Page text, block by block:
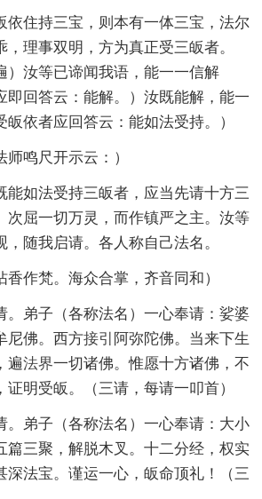
住持三宝，则本有一体三宝，法尔
理事双明，方为真正受三皈者。
）汝等已谛闻我语，能一一信解
即回答云：能解。）汝既能解，能一
皈依者应回答云：能如法受持。）
鸣尺开示云：）
如法受持三皈者，应当先请十方三
次屈一切万灵，而作镇严之主。汝等
随我启请。各人称自己法名。
作梵。海众合掌，齐音同和）
弟子（各称法名）一心奉请：娑婆
尼佛。西方接引 阿弥陀佛。当来下生
，遍法界一切诸佛。惟愿十方诸佛，不
明受皈。（三请，每请一叩首）
弟子（各称法名）一心奉请：大小
篇三聚，解脱木叉。十二分经，权实
深法宝。谨运一心，皈命顶礼！（三